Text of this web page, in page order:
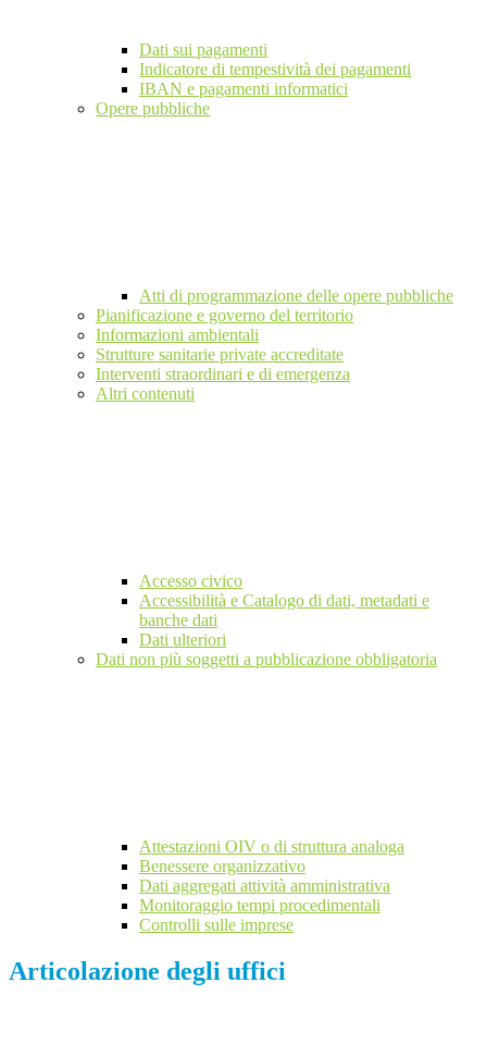
Dati sui pagamenti
Indicatore di tempestività dei pagamenti
IBAN e pagamenti informatici
Opere pubbliche
Atti di programmazione delle opere pubbliche
Pianificazione e governo del territorio
Informazioni ambientali
Strutture sanitarie private accreditate
Interventi straordinari e di emergenza
Altri contenuti
Accesso civico
Accessibilità e Catalogo di dati, metadati e
banche dati
Dati ulteriori
Dati non più soggetti a pubblicazione obbligatoria
Attestazioni OIV o di struttura analoga
Benessere organizzativo
Dati aggregati attività amministrativa
Monitoraggio tempi procedimentali
Controlli sulle imprese
Articolazione degli uffici